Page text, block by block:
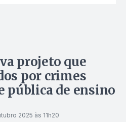
projeto que
por crimes
pública de ensino
2025 às 11h20